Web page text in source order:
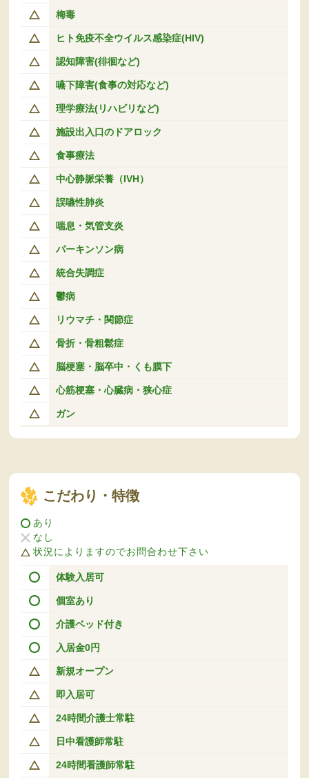
梅毒
ヒト免疫不全ウイルス感染症(HIV)
認知障害(徘徊など)
嚥下障害(食事の対応など)
理学療法(リハビリなど)
施設出入口のドアロック
食事療法
中心静脈栄養（IVH）
誤嚥性肺炎
喘息・気管支炎
パーキンソン病
統合失調症
鬱病
リウマチ・関節症
骨折・骨粗鬆症
脳梗塞・脳卒中・くも膜下
心筋梗塞・心臓病・狭心症
ガン
こだわり・特徴
あり
なし
状況によりますのでお問合わせ下さい
体験入居可
個室あり
介護ベッド付き
入居金0円
新規オープン
即入居可
24時間介護士常駐
日中看護師常駐
24時間看護師常駐